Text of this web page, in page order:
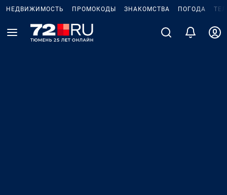
НЕДВИЖИМОСТЬ ПРОМОКОДЫ ЗНАКОМСТВА ПОГОДА